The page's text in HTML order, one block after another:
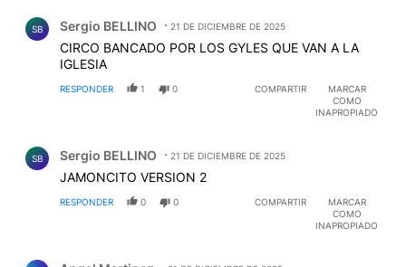
SB Sergio BELLINO 21 DE DICIEMBRE DE 2025
CIRCO BANCADO POR LOS GYLES QUE VAN A LA
IGLESIA
RESPONDER 1 0 COMPARTIR
MARCAR
COMO
INAPROPIADO
SB Sergio BELLINO 21 DE DICIEMBRE DE 2025
JAMONCITO VERSION 2
RESPONDER 0 0 COMPARTIR
MARCAR
COMO
INAPROPIADO